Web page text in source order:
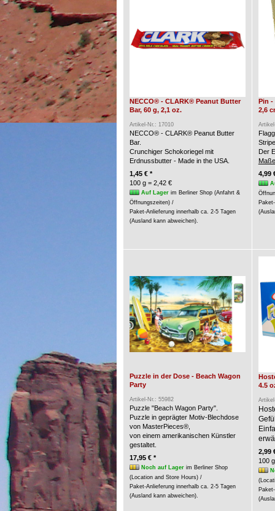
NECCO® - CLARK® Peanut Butter
Bar, 60 g, 2,1 oz.
Artikel-Nr.: 17010
NECCO® - CLARK® Peanut Butter
Bar.
Crunchiger Schokoriegel mit
Erdnussbutter - Made in the USA.
1,45 € *
100 g = 2,42 €
Auf Lagerim Berliner Shop (Anfahrt &
Öffnungszeiten) /
Paket-Anlieferung innerhalb ca. 2-5 Tagen
(Ausland kann abweichen).
Pin -
2,6
Der
4,99
Puzzle in der Dose - Beach Wagon
Party
Artikel-Nr.: 55982
Puzzle "Beach Wagon Party".
Puzzle in geprägter Motiv-Blechdose
von MasterPieces®,
von einem amerikanischen Künstler
gestaltet.
17,95 € *
Noch auf Lagerim Berliner Shop
(Location and Store Hours) /
Paket-Anlieferung innerhalb ca. 2-5 Tagen
(Ausland kann abweichen).
4.5
2,99
100